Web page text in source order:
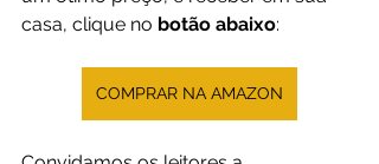
casa, clique no botão abaixo:
COMPRAR NA AMAZON